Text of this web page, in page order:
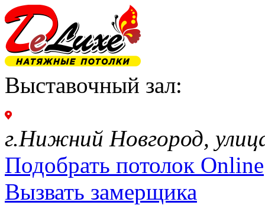
Выставочный зал:
г.Нижний Новгород,
Подобрать потолок Online
Вызвать замерщика